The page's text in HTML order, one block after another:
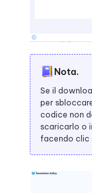
Nota.
Se il
per
codice non
scaricarlo o
facendo clic